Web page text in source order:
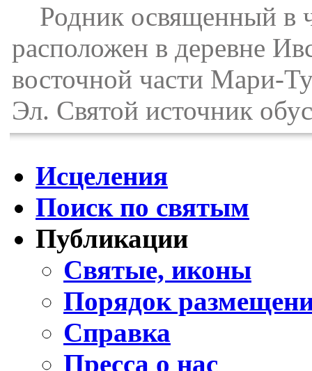
Родник освященный в
расположен в деревне
восточной части Мари-
Эл. Святой источник
Исцеления
Поиск по святым
Публикации
Святые, иконы
Порядок
Справка
Пресса о нас